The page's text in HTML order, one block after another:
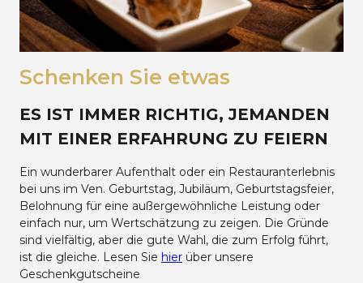
Schenken Sie etwas
ES IST IMMER RICHTIG, JEMANDEN
MIT EINER ERFAHRUNG ZU FEIERN
Ein wunderbarer Aufenthalt oder ein Restauranterlebnis
bei uns im Ven. Geburtstag, Jubiläum, Geburtstagsfeier,
Belohnung für eine außergewöhnliche Leistung oder
einfach nur, um Wertschätzung zu zeigen. Die Gründe
sind vielfältig, aber die gute Wahl, die zum Erfolg führt,
ist die gleiche. Lesen Sie hier über unsere
Geschenkgutscheine